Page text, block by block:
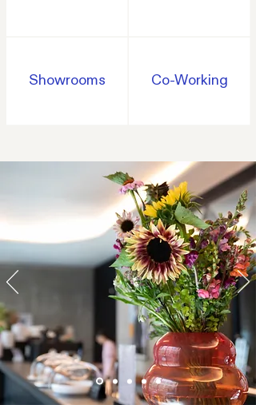
Showrooms Co-Working